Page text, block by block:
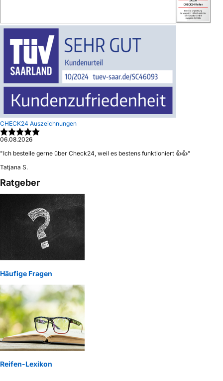
CHECK24 Auszeichnungen
06.08.2026
"Ich bestelle gerne über Check24, weil es bestens funktioniert 👍👍"
Tatjana S.
Ratgeber
Häufige Fragen
Reifen-Lexikon